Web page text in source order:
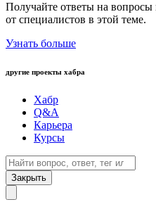
Получайте ответы на
от специалистов в этой теме.
Узнать больше
другие проекты хабра
Хабр
Q&A
Карьера
Курсы
Закрыть